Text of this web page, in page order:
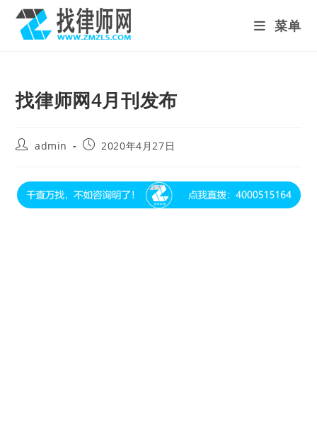
content
菜单
找律师网4月刊发布
Postadmin
Post2020年4月27日